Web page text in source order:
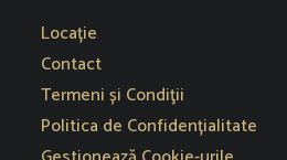
Se deschide într-o fereastră nouă
Locație
Contact
Termeni și Condiţii
Politica de Confidențialitate